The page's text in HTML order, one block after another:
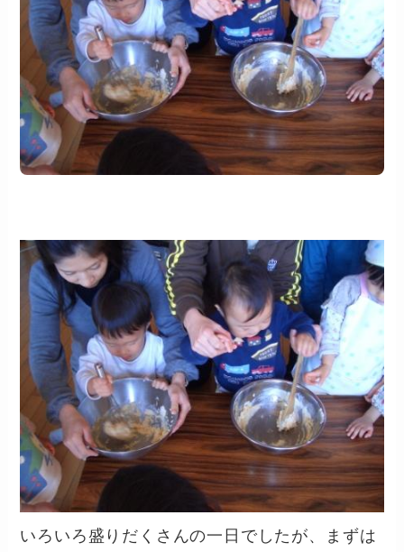
いろいろ盛りだくさんの一日でしたが、まずは